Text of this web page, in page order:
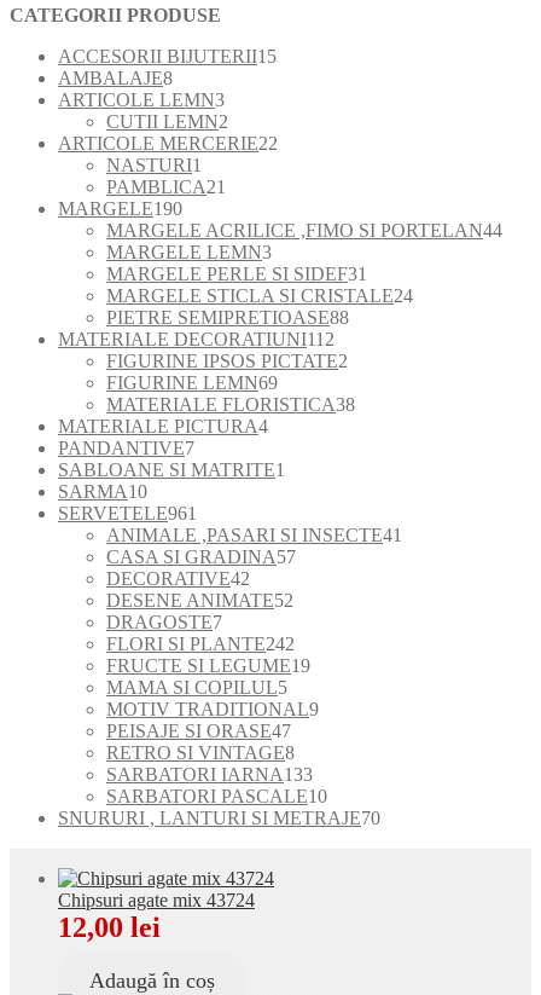
CATEGORII PRODUSE
ACCESORII BIJUTERII1515
AMBALAJE88
produse
ARTICOLE LEMN33
produse
CUTII LEMN2
produse
ARTICOLE MERCERIE22
NASTURI1
produs
PAMBLICA21
produse
MARGELE190190
de
produse
MARGELE ACRILICE ,FIMO SI PORTELAN4444
MARGELE LEMN33
produse
MARGELE PERLE SI SIDEF31
de
MARGELE STICLA SI CRISTALE2424
PIETRE SEMIPRETIOASE8888
MATERIALE DECORATIUNI112
produse
FIGURINE IPSOS PICTATE2
FIGURINE LEMN6969
de
MATERIALE FLORISTICA3838
MATERIALE PICTURA44
PANDANTIVE77
produse
SABLOANE SI MATRITE1
SARMA1010
produse
SERVETELE961
de
produse
ANIMALE ,PASARI SI INSECTE41
CASA SI GRADINA5757
DECORATIVE42
de
DESENE ANIMATE52
produse
DRAGOSTE77
produse
FLORI SI PLANTE242
de
FRUCTE SI LEGUME1919
MAMA SI COPILUL55
produse
MOTIV TRADITIONAL99
PEISAJE SI ORASE4747
de
produse
RETRO SI VINTAGE88
produse
SARBATORI IARNA133133
de
produse
SARBATORI PASCALE1010
produse
SNURURI , LANTURI SI METRAJE7070
Chipsuri agate mix 43724
12,00 lei
Adaugă în coș